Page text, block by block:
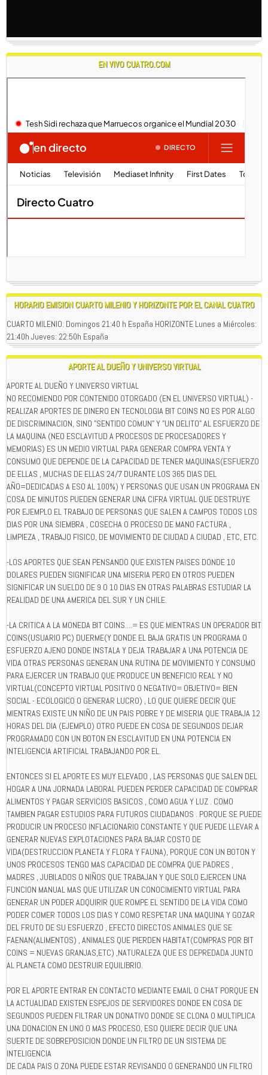
EN VIVO CUATRO.COM
HORARIO EMISION CUARTO MILENIO Y HORIZONTE POR EL CANAL CUATRO
CUARTO MILENIO: Domingos 21:40 h España HORIZONTE Lunes a Miércoles:
21:40h Jueves: 22:50h España
APORTE AL DUEÑO Y UNIVERSO VIRTUAL
APORTE AL DUEÑO Y UNIVERSO VIRTUAL
NO RECOMIENDO POR CONTENIDO OTORGADO (EN EL UNIVERSO VIRTUAL) -
REALIZAR APORTES DE DINERO EN TECNOLOGIA BIT COINS NO ES POR ALGO
DE DISCRIMINACION, SINO "SENTIDO COMUN" Y "UN DELITO" AL ESFUERZO DE
LA MAQUINA (NEO ESCLAVITUD A PROCESOS DE PROCESADORES Y
MEMORIAS) ES UN MEDIO VIRTUAL PARA GENERAR COMPRA VENTA Y
CONSUMO QUE DEPENDE DE LA CAPACIDAD DE TENER MAQUINAS(ESFUERZO
DE ELLAS , MUCHAS DE ELLAS 24/7 DURANTE LOS 365 DIAS DEL
AÑO=DEDICADAS A ESO AL 100%) Y PERSONAS QUE USAN UN PROGRAMA EN
COSA DE MINUTOS PUEDEN GENERAR UNA CIFRA VIRTUAL QUE DESTRUYE
POR EJEMPLO EL TRABAJO DE PERSONAS QUE SALEN A CAMPOS TODOS LOS
DIAS POR UNA SIEMBRA , COSECHA O PROCESO DE MANO FACTURA ,
LIMPIEZA , TRABAJO FISICO, DE MOVIMIENTO DE CIUDAD A CIUDAD , ETC, ETC.
-LOS APORTES QUE SEAN PENSANDO QUE EXISTEN PAISES DONDE 10
DOLARES PUEDEN SIGNIFICAR UNA MISERIA PERO EN OTROS PUEDEN
SIGNIFICAR UN SUELDO DE 9 O 10 DIAS EN OTRAS PALABRAS ESTUDIAR LA
REALIDAD DE UNA AMERICA DEL SUR Y UN CHILE.
-LA CRITICA A LA MONEDA BIT COINS....= ES QUE MIENTRAS UN OPERADOR BIT
COINS(USUARIO PC) DUERME(Y DONDE EL BAJA GRATIS UN PROGRAMA O
ESFUERZO AJENO DONDE INSTALA Y DEJA TRABAJAR A UNA POTENCIA DE
VIDA OTRAS PERSONAS GENERAN UNA RUTINA DE MOVIMIENTO Y CONSUMO
PARA EJERCER UN TRABAJO QUE PRODUCE UN BENEFICIO REAL Y NO
VIRTUAL(CONCEPTO VIRTUAL POSITIVO O NEGATIVO= OBJETIVO= BIEN
SOCIAL - ECOLOGICO O GENERAR LUCRO) , LO QUE QUIERE DECIR QUE
MIENTRAS EXISTE UN NIÑO DE UN PAIS POBRE Y DE MISERIA QUE TRABAJA 12
HORAS DEL DIA (EJEMPLO) OTRO PUEDE EN COSA DE SEGUNDOS DEJAR
PROGRAMADO CON UN BOTON EN ESCLAVITUD EN UNA POTENCIA EN
INTELIGENCIA ARTIFICIAL TRABAJANDO POR EL.
ENTONCES SI EL APORTE ES MUY ELEVADO , LAS PERSONAS QUE SALEN DEL
HOGAR A UNA JORNADA LABORAL PUEDEN PERDER CAPACIDAD DE COMPRAR
ALIMENTOS Y PAGAR SERVICIOS BASICOS , COMO AGUA Y LUZ . COMO
TAMBIEN PAGAR ESTUDIOS PARA FUTUROS CIUDADANOS . PORQUE SE PUEDE
PRODUCIR UN PROCESO INFLACIONARIO CONSTANTE Y QUE PUEDE LLEVAR A
GENERAR NUEVAS EXPLOTACIONES PARA BAJAR COSTO DE
VIDA(DESTRUCCION PLANETA Y FLORA Y FAUNA), PORQUE CON UN BOTON Y
UNOS PROCESOS TENGO MAS CAPACIDAD DE COMPRA QUE PADRES ,
MADRES , JUBILADOS O NIÑOS QUE TRABAJAN Y QUE SOLO EJERCEN UNA
FUNCION MANUAL MAS QUE UTILIZAR UN CONOCIMIENTO VIRTUAL PARA
GENERAR UN PODER ADQUIRIR QUE ROMPE EL SENTIDO DE LA VIDA COMO
PODER COMER TODOS LOS DIAS Y COMO RESPETAR UNA MAQUINA Y GOZAR
DEL FRUTO DE SU ESFUERZO , EFECTO DIRECTOS ANIMALES QUE SE
FAENAN(ALIMENTOS) , ANIMALES QUE PIERDEN HABITAT(COMPRAS POR BIT
COINS = NUEVAS GRANJAS,ETC) ,NATURALEZA QUE ES DEPREDADA JUNTO
AL PLANETA COMO DESTRUIR EQUILIBRIO.
POR EL APORTE ENTRAR EN CONTACTO MEDIANTE EMAIL O CHAT PORQUE EN
LA ACTUALIDAD EXISTEN ESPEJOS DE SERVIDORES DONDE EN COSA DE
SEGUNDOS PUEDEN FILTRAR UN DONATIVO DONDE SE CLONA O MULTIPLICA
UNA DONACION EN UNO O MAS PROCESO, ESO QUIERE DECIR QUE UNA
SUERTE DE SOBREPOSICION DONDE UN FILTRO DE UN SISTEMA DE
INTELIGENCIA
DE CADA PAIS O ZONA PUEDE ESTAR REVISANDO O GENERANDO UN FILTRO